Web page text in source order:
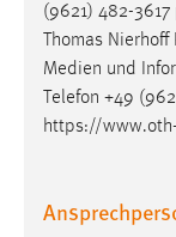
(9621) 482-
Thomas Nierhoff
Medien und
Telefon +49
https://